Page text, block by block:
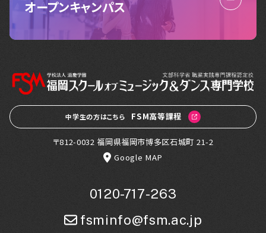
オープンキャンパス
中学生の方はこちら FSM高等課程
〒812-0032 福岡県福岡市博多区石城町 21-2
Google MAP
0120-717-263
fsminfo@fsm.ac.jp